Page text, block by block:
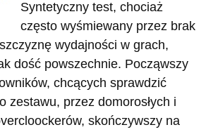
Syntetyczny test, chociaż
często wyśmiewany przez brak
wydajności w grach,
dość powszechnie. Począwszy
chcących sprawdzić
zestawu, przez domorosłych i
skończywszy na